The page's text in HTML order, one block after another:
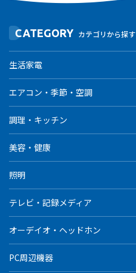
CATEGORY カテゴリから探す
生活家電
エアコン・季節・空調
調理・キッチン
美容・健康
照明
テレビ・記録メディア
オーデイオ・ヘッドホン
PC周辺機器